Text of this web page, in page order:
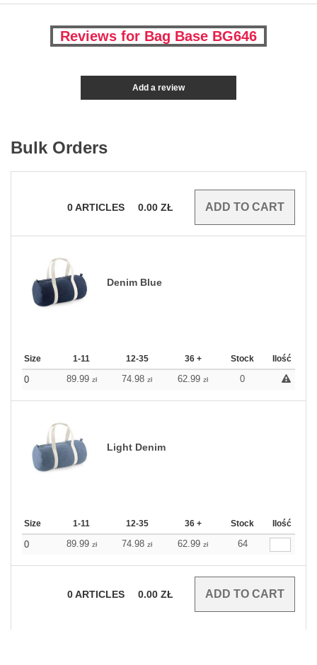
Reviews for Bag Base BG646
Add a review
Bulk Orders
0ARTICLES 0.00 ZŁ
Denim Blue
Size 1-11 12-35 36 + Stock Ilość
0 89.99 zł 74.98 zł 62.99 zł 0
Light Denim
Size 1-11 12-35 36 + Stock Ilość
0 89.99 zł 74.98 zł 62.99 zł 64
0ARTICLES 0.00 ZŁ